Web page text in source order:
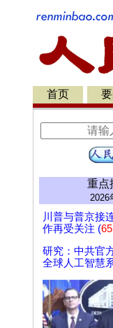
首页
重点
2026
川普与普京接
作再受关注 (
研究：中共官
全球人工智慧